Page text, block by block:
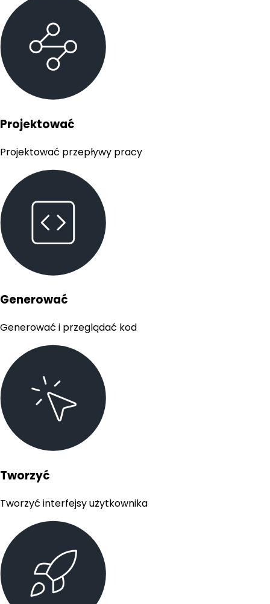
Projektować
Projektować przepływy pracy
Generować
Generować i przeglądać kod
Tworzyć
Tworzyć interfejsy użytkownika